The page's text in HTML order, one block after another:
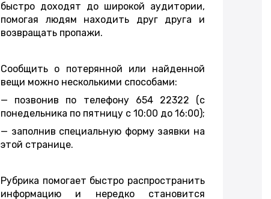
быстро доходят до широкой аудитории,
помогая людям находить друг друга и
возвращать пропажи.
Сообщить о потерянной или найденной
вещи можно несколькими способами:
— позвонив по телефону 654 22322 (с
понедельника по пятницу с 10:00 до 16:00);
— заполнив специальную форму заявки на
этой странице.
Рубрика помогает быстро распространить
информацию и нередко становится